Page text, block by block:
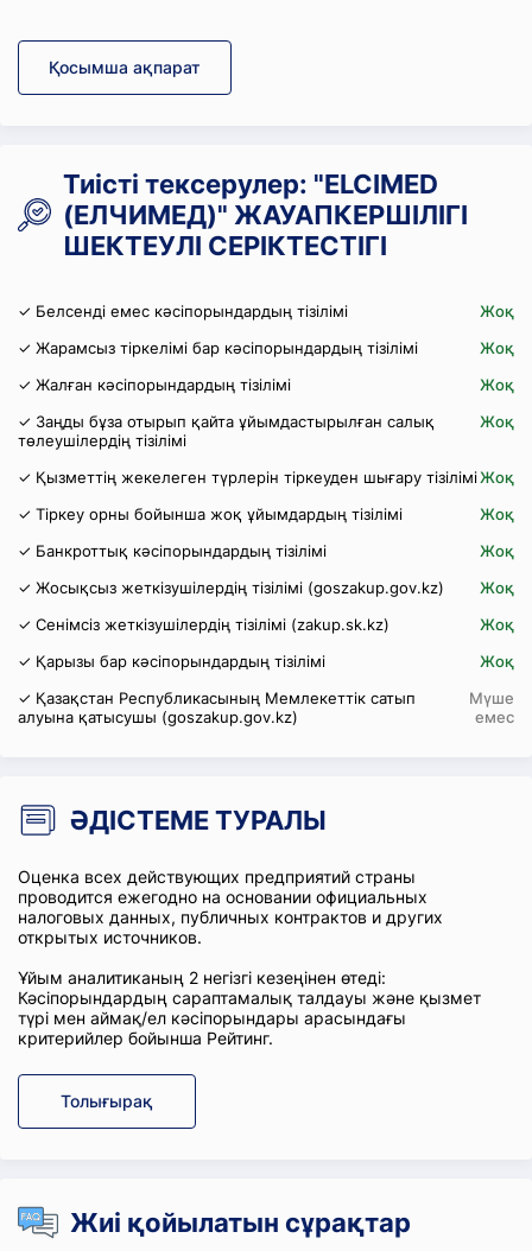
Қосымша ақпарат
Тиісті тексерулер: "ELCIMED
(ЕЛЧИМЕД)" ЖАУАПКЕРШІЛІГІ
ШЕКТЕУЛІ СЕРІКТЕСТІГІ
✓ Белсенді емес кәсіпорындардың тізілімі
Жоқ
✓ Жарамсыз тіркелімі бар кәсіпорындардың тізілімі
Жоқ
✓ Жалған кәсіпорындардың тізілімі
Жоқ
✓ Заңды бұза отырып қайта ұйымдастырылған салық
төлеушілердің тізілімі
Жоқ
✓ Қызметтің жекелеген түрлерін тіркеуден шығару тізіліміЖоқ
✓ Тіркеу орны бойынша жоқ ұйымдардың тізілімі
Жоқ
✓ Банкроттық кәсіпорындардың тізілімі
Жоқ
✓ Жосықсыз жеткізушілердің тізілімі (goszakup.gov.kz)
Жоқ
✓ Сенімсіз жеткізушілердің тізілімі (zakup.sk.kz)
Жоқ
✓ Қарызы бар кәсіпорындардың тізілімі
Жоқ
✓ Қазақстан Республикасының Мемлекеттік сатып
алуына қатысушы (goszakup.gov.kz)
Мүше
емес
ӘДІСТЕМЕ ТУРАЛЫ
Оценка всех действующих предприятий страны
проводится ежегодно на основании официальных
налоговых данных, публичных контрактов и других
открытых источников.
Ұйым аналитиканың 2 негізгі кезеңінен өтеді:
Кәсіпорындардың сараптамалық талдауы және қызмет
түрі мен аймақ/ел кәсіпорындары арасындағы
критерийлер бойынша Рейтинг.
Толығырақ
Жиі қойылатын сұрақтар